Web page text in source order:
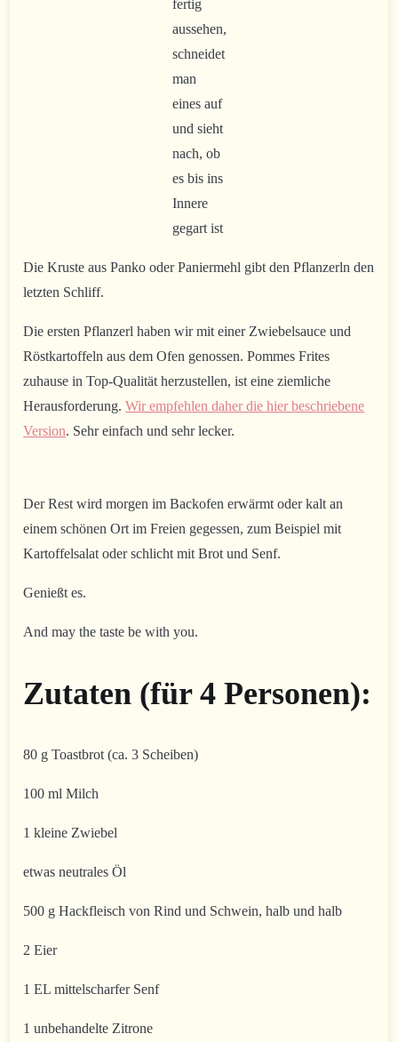
fertig
aussehen,
schneidet
man
eines auf
und sieht
nach, ob
es bis ins
Innere
gegart ist
Die Kruste aus Panko oder Paniermehl gibt den Pflanzerln den
letzten Schliff.
Die ersten Pflanzerl haben wir mit einer Zwiebelsauce und
Röstkartoffeln aus dem Ofen genossen. Pommes Frites
zuhause in Top-Qualität herzustellen, ist eine ziemliche
Herausforderung.Wir empfehlen daher die hier beschriebene
Version. Sehr einfach und sehr lecker.
Der Rest wird morgen im Backofen erwärmt oder kalt an
einem schönen Ort im Freien gegessen, zum Beispiel mit
Kartoffelsalat oder schlicht mit Brot und Senf.
Genießt es.
And may the taste be with you.
Zutaten (für 4 Personen):
80 g Toastbrot (ca. 3 Scheiben)
100 ml Milch
1 kleine Zwiebel
etwas neutrales Öl
500 g Hackfleisch von Rind und Schwein, halb und halb
2 Eier
1 EL mittelscharfer Senf
1 unbehandelte Zitrone